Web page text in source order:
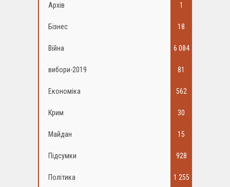
Архів 1
Бізнес 18
Війна 6 084
вибори-2019 81
Економіка 562
Крим 30
Майдан 15
Підсумки 928
Політика 1 255